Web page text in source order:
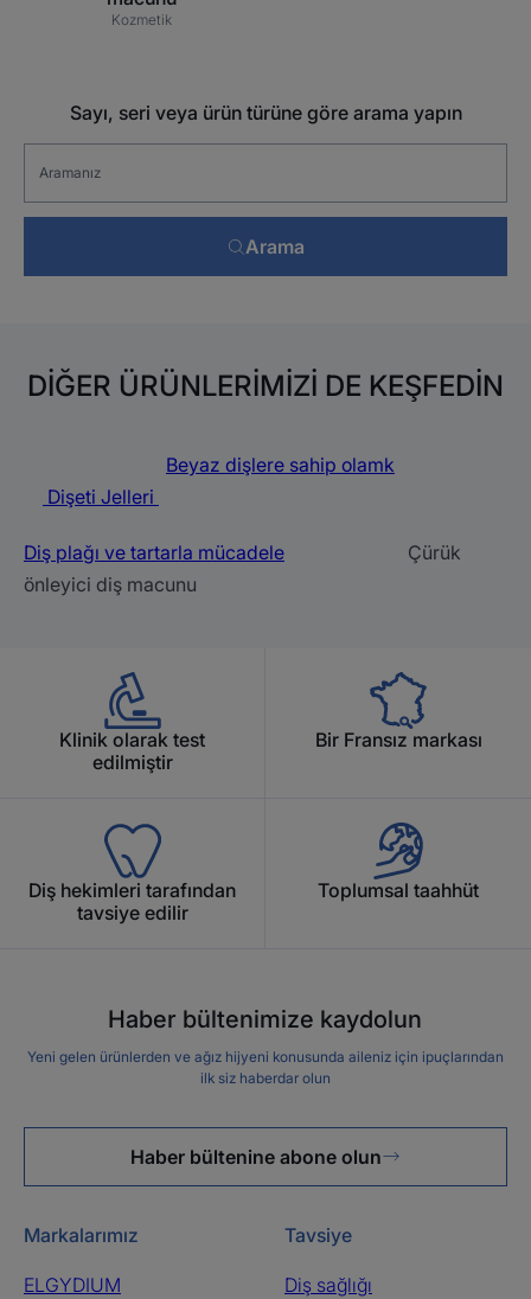
diş
Kozmetik
Sayı, seri veya ürün türüne göre arama yapın
Arama
DİĞER ÜRÜNLERİMİZİ DE KEŞFEDİN
Beyaz dişlere sahip olamk
Dişeti Jelleri
Diş plağı ve tartarla mücadele Çürük
önleyici diş macunu
Klinik olarak test
edilmiştir
Bir Fransız markası
Diş hekimleri tarafından
tavsiye edilir
Toplumsal taahhüt
Haber bültenimize kaydolun
Yeni gelen ürünlerden ve ağız hijyeni konusunda aileniz için ipuçlarından
ilk siz haberdar olun
Haber bültenine abone olun
Markalarımız
ELGYDIUM
Tavsiye
Diş sağlığı